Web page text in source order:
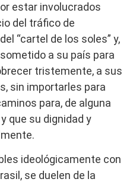
estar involucrados
del tráfico de
“cartel de los soles” y,
a su país para
tristemente, a sus
sin importarles para
para, de alguna
que su dignidad y
ideológicamente con
se duelen de la